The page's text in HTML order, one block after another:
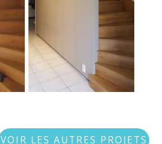
VOIR LES AUTRES PROJETS